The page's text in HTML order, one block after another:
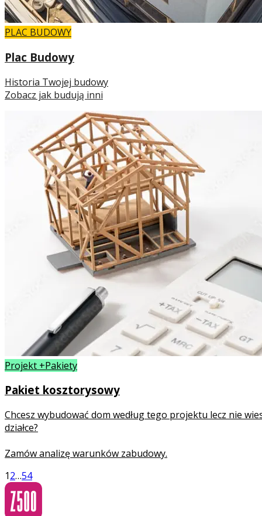
PLAC BUDOWY
Plac Budowy
Historia Twojej budowy
Zobacz jak budują inni
Projekt +Pakiety
Pakiet kosztorysowy
Chcesz wybudować dom według tego projektu lecz nie
działce?
Zamów analizę warunków zabudowy.
12…54